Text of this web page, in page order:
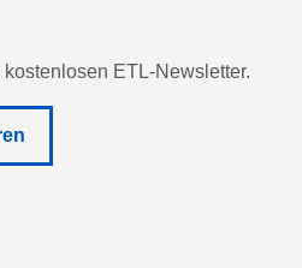
ETL-Newsletter.